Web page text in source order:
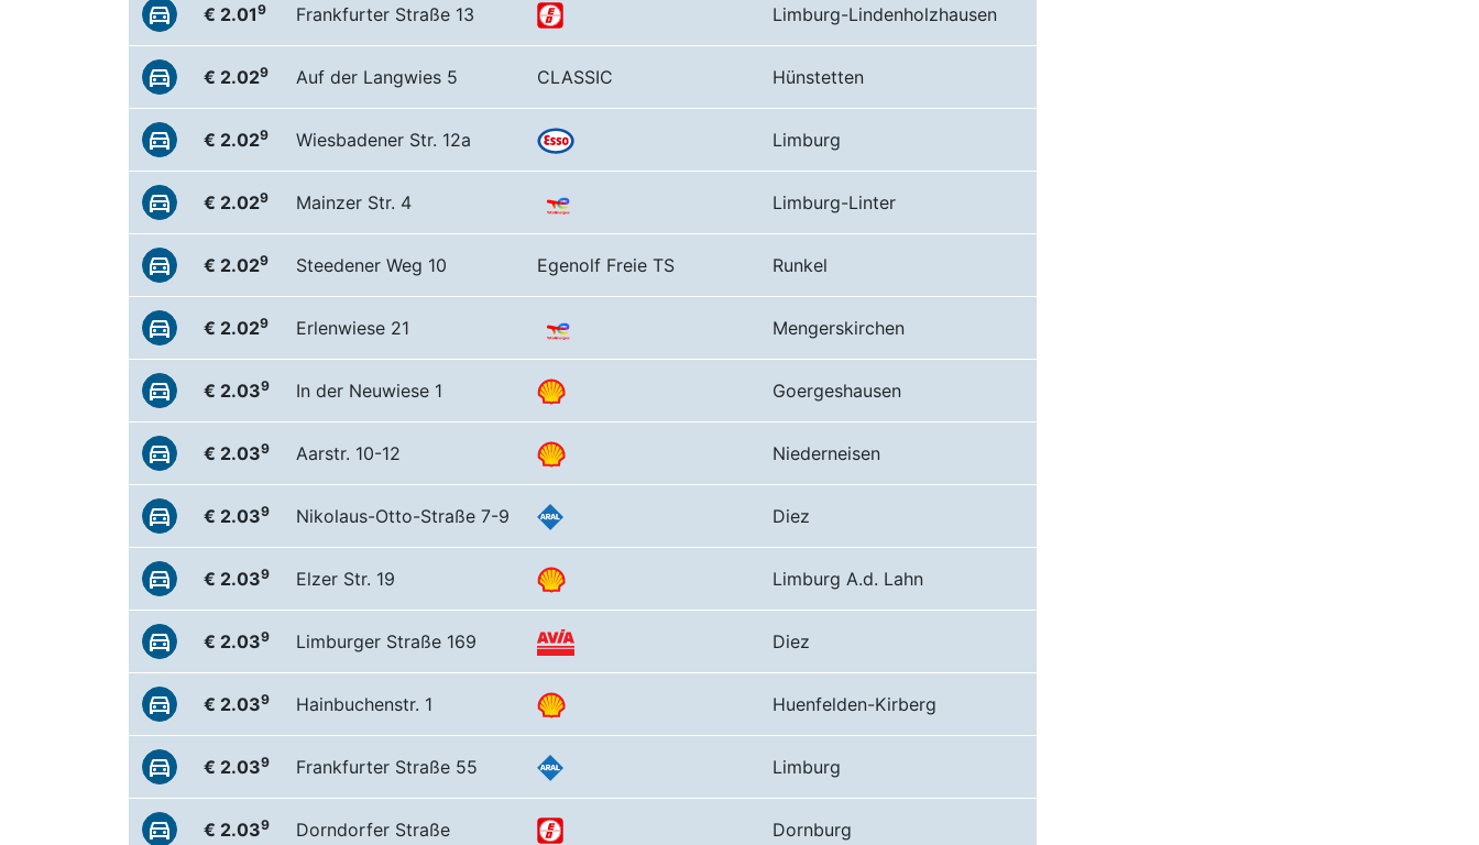
€ 2.019 Frankfurter Straße 13 Limburg-Lindenholzhausen
€ 2.029 Auf der Langwies 5 CLASSIC Hünstetten
€ 2.029 Wiesbadener Str. 12a Limburg
€ 2.029 Mainzer Str. 4 Limburg-Linter
€ 2.029 Steedener Weg 10 Egenolf Freie TS Runkel
€ 2.029 Erlenwiese 21 Mengerskirchen
€ 2.039 In der Neuwiese 1 Goergeshausen
€ 2.039 Aarstr. 10-12 Niederneisen
€ 2.039 Nikolaus-Otto-Straße 7-9 Diez
€ 2.039 Elzer Str. 19 Limburg A.d. Lahn
€ 2.039 Limburger Straße 169 Diez
€ 2.039 Hainbuchenstr. 1 Huenfelden-Kirberg
€ 2.039 Frankfurter Straße 55 Limburg
€ 2.039 Dorndorfer Straße Dornburg